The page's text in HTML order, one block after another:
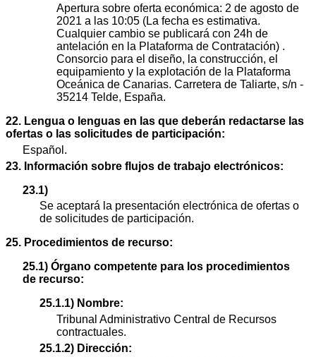
Apertura sobre oferta económica: 2 de agosto de
2021 a las 10:05 (La fecha es estimativa.
Cualquier cambio se publicará con 24h de
antelación en la Plataforma de Contratación) .
Consorcio para el diseño, la construcción, el
equipamiento y la explotación de la Plataforma
Oceánica de Canarias. Carretera de Taliarte, s/n -
35214 Telde, España.
22. Lengua o lenguas en las que deberán redactarse las
ofertas o las solicitudes de participación:
Español.
23. Información sobre flujos de trabajo electrónicos:
23.1)
Se aceptará la presentación electrónica de ofertas o
de solicitudes de participación.
25. Procedimientos de recurso:
25.1) Órgano competente para los procedimientos
de recurso:
25.1.1) Nombre:
Tribunal Administrativo Central de Recursos
contractuales.
25.1.2) Dirección: